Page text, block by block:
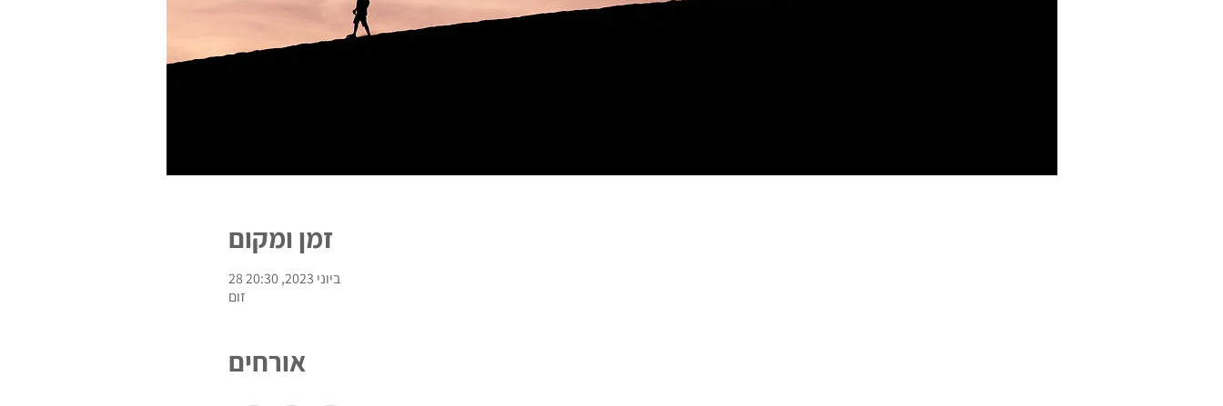
זמן ומקום
28 ביוני 2023, 20:30
זום
אורחים